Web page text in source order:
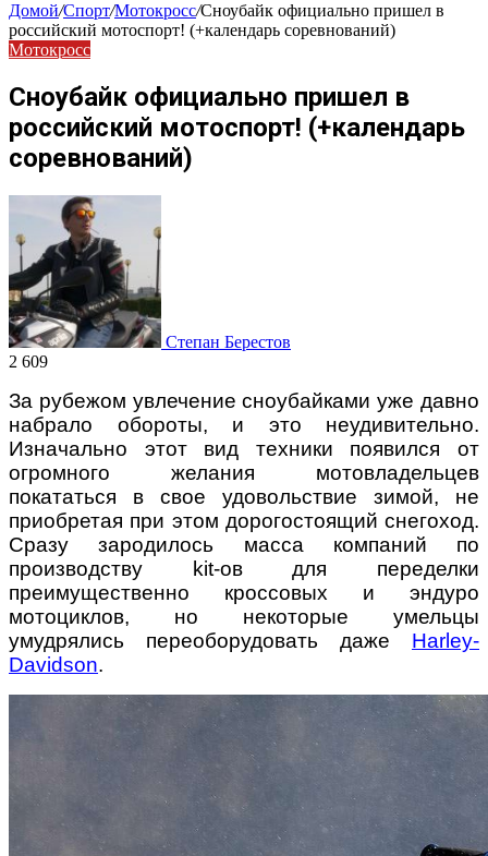
Домой/Спорт/Мотокросс/Сноубайк официально пришел в
российский мотоспорт! (+календарь соревнований)
Мотокросс
Сноубайк официально пришел в
российский мотоспорт! (+календарь
соревнований)
Степан Берестов
2 609
За рубежом увлечение сноубайками уже давно
набрало обороты, и это неудивительно.
Изначально этот вид техники появился от
огромного желания мотовладельцев
покататься в свое удовольствие зимой, не
приобретая при этом дорогостоящий снегоход.
Сразу зародилось масса компаний по
производству kit-ов для переделки
преимущественно кроссовых и эндуро
мотоциклов, но некоторые умельцы
умудрялись переоборудовать даже Harley-
Davidson.